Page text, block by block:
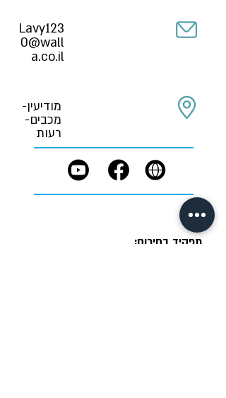
Lavy123
0@wall
a.co.il
מודיעין-
מכבים-
רעות
תפקיד בחירום: